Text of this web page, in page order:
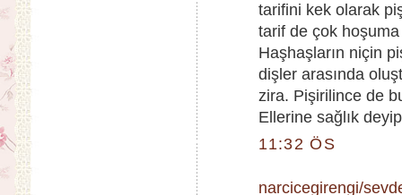
tarifini kek olarak
tarif de çok
Haşhaşların niçin
dişler arasında
zira. Pişirilince de
Ellerine sağlık
11:32 ÖS
narcicegirengi/